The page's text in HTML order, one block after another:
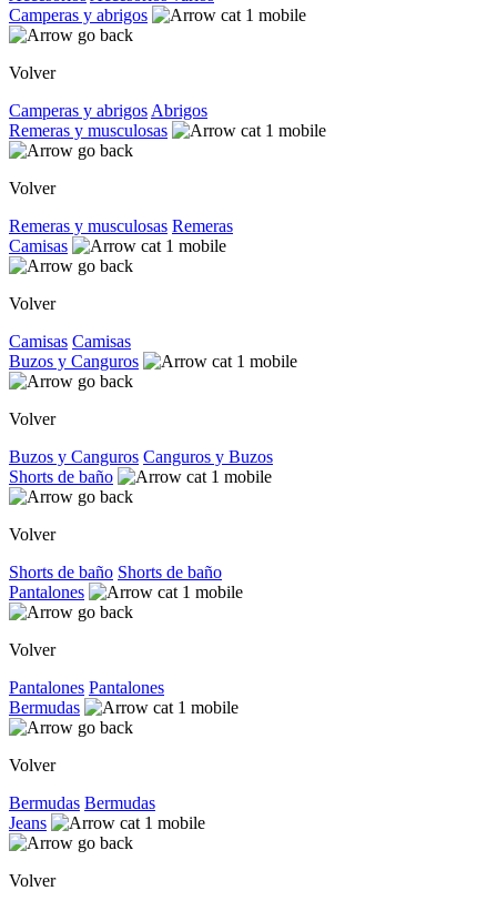
Camperas y abrigos
Volver
Camperas y abrigos Abrigos
Remeras y musculosas
Volver
Remeras y musculosas Remeras
Camisas
Volver
Camisas Camisas
Buzos y Canguros
Volver
Buzos y Canguros Canguros y Buzos
Shorts de baño
Volver
Shorts de baño Shorts de baño
Pantalones
Volver
Pantalones Pantalones
Bermudas
Volver
Bermudas Bermudas
Jeans
Volver